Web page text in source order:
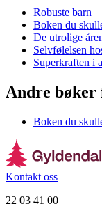
Robuste barn
Boken du
De utrolige
Selvfølelsen
Superkraften i
Andre
Boken du
Kontakt oss
22 03 41 00